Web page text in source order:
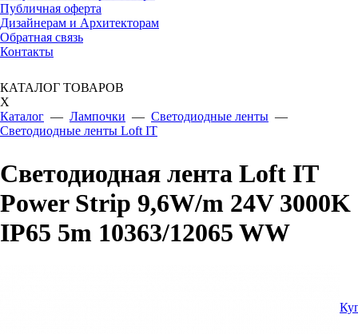
Публичная оферта
Дизайнерам и Архитекторам
Обратная связь
Контакты
КАТАЛОГ ТОВАРОВ
X
Каталог — Лампочки — Светодиодные ленты —
Светодиодные ленты Loft IT
Светодиодная лента Loft IT
Power Strip 9,6W/m 24V 3000K
IP65 5m 10363/12065 WW